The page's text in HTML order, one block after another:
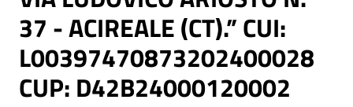
37 - ACIREALE (CT).” CUI:
L00397470873202400028
CUP: D42B24000120002